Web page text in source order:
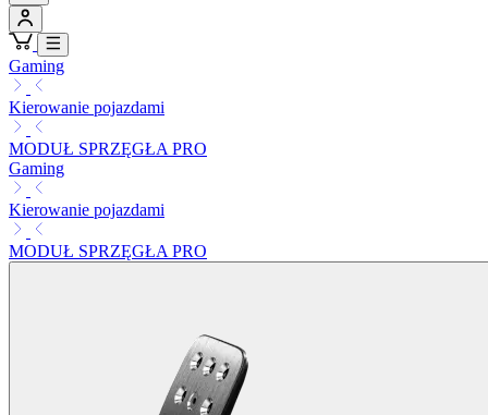
Gaming
Kierowanie pojazdami
MODUŁ SPRZĘGŁA PRO
Gaming
Kierowanie pojazdami
MODUŁ SPRZĘGŁA PRO